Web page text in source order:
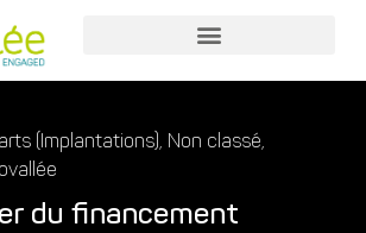
(Implantations), Non classé,
du financement